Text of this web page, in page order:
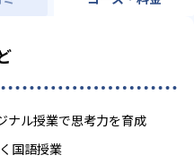
ナル授業で思考力を育成
国語授業